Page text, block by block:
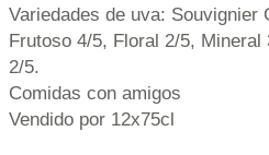
Variedades de uva: Souvignier
Frutoso 4/5, Floral 2/5,
2/5.
Comidas con amigos
Vendido por 12x75cl